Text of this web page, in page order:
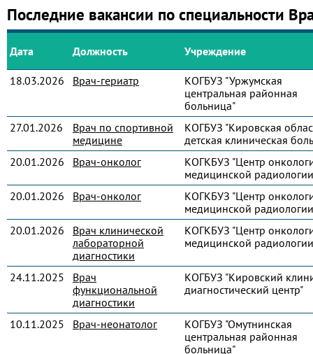
Последние вакансии по специальности
Дата Должность Учреждение
18.03.2026 Врач-гериатр
КОГБУЗ "Уржумская
центральная районная
больница"
27.01.2026
Врач по спортивной
медицине
КОГБУЗ "Кировская
детская клиническая
20.01.2026
Врач-онколог
КОГКБУЗ "Центр
медицинской
20.01.2026
Врач-онколог
КОГКБУЗ "Центр
медицинской
20.01.2026
Врач клинической
лабораторной
диагностики
КОГКБУЗ "Центр
медицинской
24.11.2025
Врач
функциональной
диагностики
КОГБУЗ "Кировский
диагностический центр"
10.11.2025 Врач-неонатолог
КОГБУЗ "Омутнинская
центральная районная
больница"